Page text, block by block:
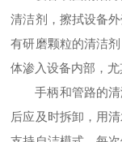
清洁剂，擦拭设备
有研磨颗粒的清洁
体渗入设备内部，尤
手柄和管路的
后应及时拆卸，用